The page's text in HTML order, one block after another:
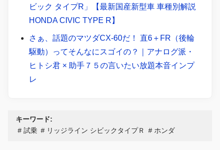
ビック タイプR」【最新国産新型車 車種別解説
HONDA CIVIC TYPE R】
さぁ、話題のマツダCX-60だ！ 直6＋FR（後輪
駆動）ってそんなにスゴイの？｜アナログ派・
ヒトシ君 × 助手７５の言いたい放題本音インプ
レ
キーワード:
試乗
リッジライン シビックタイプＲ ホンダ